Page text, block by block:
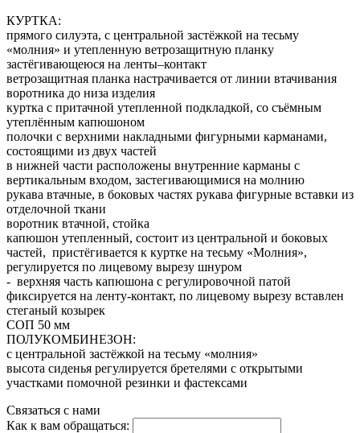
КУРТКА:
прямого силуэта, с центральной застёжкой на тесьму
«молния» и утепленную ветрозащитную планку
застёгивающеюся на ленты–контакт
ветрозащитная планка настрачивается от линии втачивания
воротника до низа изделия
куртка с притачной утепленной подкладкой, со съёмным
утеплённым капюшоном
полочки с верхними накладными фигурными карманами,
состоящими из двух частей
в нижней части расположены внутренние карманы с
вертикальным входом, застегивающимися на молнию
рукава втачные, в боковых частях рукава фигурные вставки из
отделочной ткани
воротник втачной, стойка
капюшон утепленный, состоит из центральной и боковых
частей, пристёгивается к куртке на тесьму «Молния»,
регулируется по лицевому вырезу шнуром
- верхняя часть капюшона с регулировочной патой
фиксируется на ленту-контакт, по лицевому вырезу вставлен
стеганый козырек
СОП 50 мм
ПОЛУКОМБИНЕЗОН:
с центральной застёжкой на тесьму «молния»
высота сиденья регулируется бретелями с открытыми
участками помочной резинки и фастексами
Связаться с нами
Как к вам обращаться: